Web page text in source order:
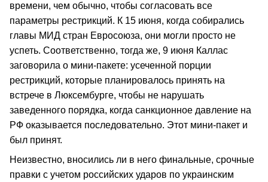
времени, чем обычно, чтобы согласовать все
параметры рестрикций. К 15 июня, когда собирались
главы МИД стран Евросоюза, они могли просто не
успеть. Соответственно, тогда же, 9 июня Каллас
заговорила о мини-пакете: усеченной порции
рестрикций, которые планировалось принять на
встрече в Люксембурге, чтобы не нарушать
заведенного порядка, когда санкционное давление на
РФ оказывается последовательно. Этот мини-пакет и
был принят.
Неизвестно, вносились ли в него финальные, срочные
правки с учетом российских ударов по украинским